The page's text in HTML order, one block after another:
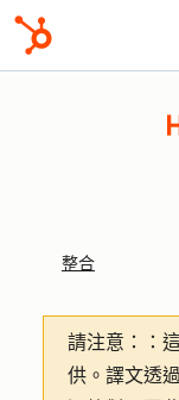
整合
請注意：
：
供。譯文透